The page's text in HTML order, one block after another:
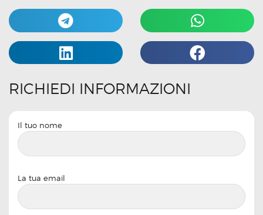
RICHIEDI INFORMAZIONI
Il tuo nome
La tua email